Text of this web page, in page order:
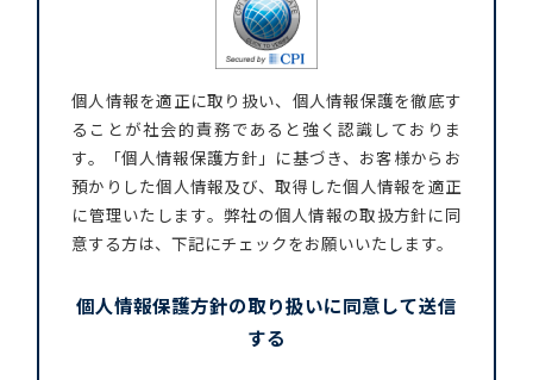
個人情報を適正に取り扱い、個人情報保護を徹底す
ることが社会的責務であると強く認識しておりま
す。「個人情報保護方針」に基づき、お客様からお
預かりした個人情報及び、取得した個人情報を適正
に管理いたします。弊社の個人情報の取扱方針に同
意する方は、下記にチェックをお願いいたします。
個人情報保護方針の取り扱いに同意して送信
する